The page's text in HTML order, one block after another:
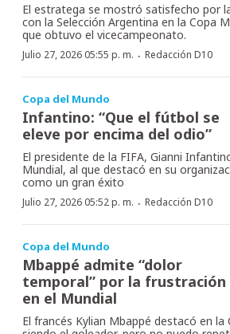
El estratega se mostró satisfecho por
con la Selección Argentina en la Copa
que obtuvo el vicecampeonato.
Julio 27, 2026 05:55 p. m. · Redacción D10
Copa del Mundo
Infantino: “Que el fútbol se
eleve por encima del odio”
El presidente de la FIFA, Gianni
Mundial, al que destacó en su
como un gran éxito
Julio 27, 2026 05:52 p. m. · Redacción D10
Copa del Mundo
Mbappé admite “dolor
temporal” por la frustración
en el Mundial
El francés Kylian Mbappé destacó en la